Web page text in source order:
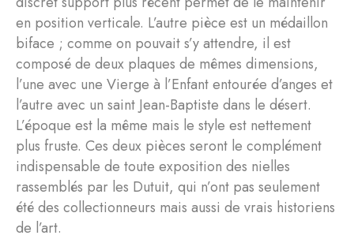
en position verticale. L’autre pièce est un médaillon
biface ; comme on pouvait s’y attendre, il est
composé de deux plaques de mêmes dimensions,
l’une avec une Vierge à l’Enfant entourée d’anges et
l’autre avec un saint Jean-Baptiste dans le désert.
L’époque est la même mais le style est nettement
plus fruste. Ces deux pièces seront le complément
indispensable de toute exposition des nielles
rassemblés par les Dutuit, qui n’ont pas seulement
été des collectionneurs mais aussi de vrais historiens
de l’art.